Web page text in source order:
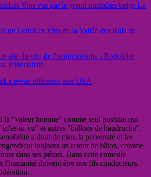
Les Vins vus par le grand quotidien belge Le
de LoireLes Vins de la Vallée des Rois de
site du vin, de l'oenotourisme - Rodolphe
éditorialiste.
La revue référence aux USA
la "valeur homme" comme seul postulat qui
tu-vu" et autres "ballons de baudruche".
a droit de citer, la perversité et les
toujours un retour de bâton, comme
dans ses pièces. Dans cette comédie
l'humanité doivent être nos fils conducteurs.